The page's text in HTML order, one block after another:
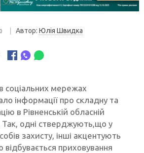
Автор: Юлія Швидка
соціальних мережах
інформації про складну та
в Рівненській обласній
Так, одні стверджують,що у
захисту, інші акцентують
відбувається приховування